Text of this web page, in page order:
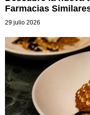
Farmacias
29 julio 2026